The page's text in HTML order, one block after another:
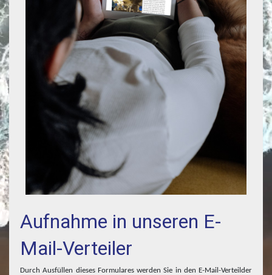
Aufnahme in unseren E-
Mail-Verteiler
Durch Ausfüllen dieses Formulares werden Sie in den E-Mail-Verteilder